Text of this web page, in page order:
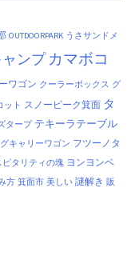
OUTDOORPARK うさサンドメ
ンプ カマボコ
ワゴン クーラーボックス グ
ット スノーピーク箕面 タ
タープ テキーラテーブル
キャリーワゴン フツーノタ
ピタリティの塊 ヨンヨンベ
方 箕面市 美しい 謎解き 販